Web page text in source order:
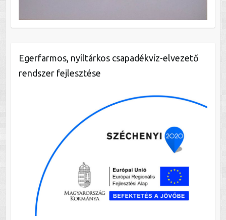
Egerfarmos, nyíltárkos csapadékvíz-elvezető
rendszer fejlesztése